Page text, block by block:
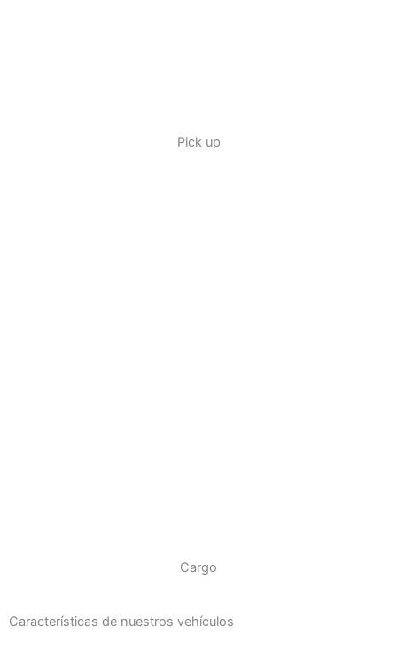
Pick up
Cargo
Características de nuestros vehículos